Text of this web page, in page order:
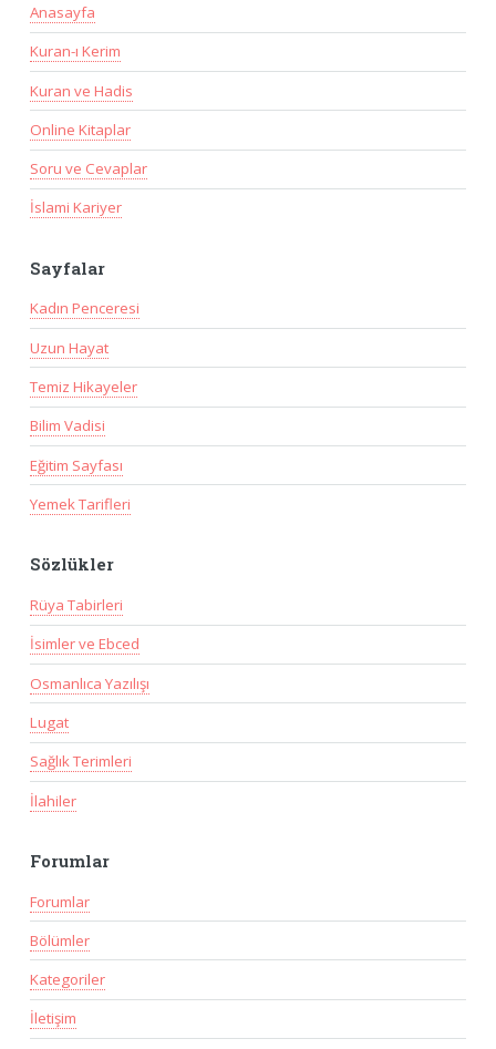
Anasayfa
Kuran-ı Kerim
Kuran ve Hadis
Online Kitaplar
Soru ve Cevaplar
İslami Kariyer
Sayfalar
Kadın Penceresi
Uzun Hayat
Temiz Hikayeler
Bilim Vadisi
Eğitim Sayfası
Yemek Tarifleri
Sözlükler
Rüya Tabirleri
İsimler ve Ebced
Osmanlıca Yazılışı
Lugat
Sağlık Terimleri
İlahiler
Forumlar
Forumlar
Bölümler
Kategoriler
İletişim